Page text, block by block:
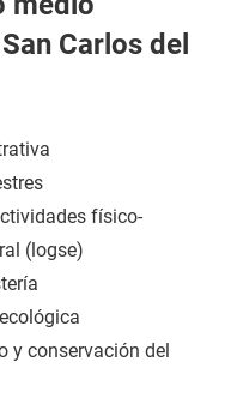
Carlos del
físico-
(logse)
y conservación del